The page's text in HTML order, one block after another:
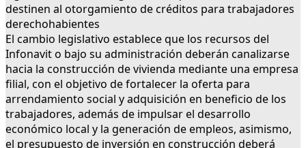
destinen al otorgamiento de créditos para trabajadores
derechohabientes
El cambio legislativo establece que los recursos del
Infonavit o bajo su administración deberán canalizarse
hacia la construcción de vivienda mediante una empresa
filial, con el objetivo de fortalecer la oferta para
arrendamiento social y adquisición en beneficio de los
trabajadores, además de impulsar el desarrollo
económico local y la generación de empleos, asimismo,
el presupuesto de inversión en construcción deberá